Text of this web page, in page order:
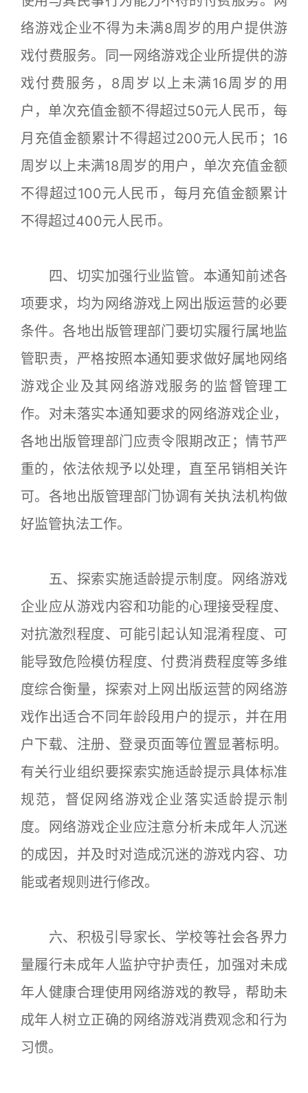
络游戏企业不得为未满8周岁的用户提供游
戏付费服务。同一网络游戏企业所提供的游
戏付费服务，8周岁以上未满16周岁的用
户，单次充值金额不得超过50元人民币，每
月充值金额累计不得超过200元人民币；16
周岁以上未满18周岁的用户，单次充值金额
不得超过100元人民币，每月充值金额累计
不得超过400元人民币。
四、切实加强行业监管。本通知前述各
项要求，均为网络游戏上网出版运营的必要
条件。各地出版管理部门要切实履行属地监
管职责，严格按照本通知要求做好属地网络
游戏企业及其网络游戏服务的监督管理工
作。对未落实本通知要求的网络游戏企业，
各地出版管理部门应责令限期改正；情节严
重的，依法依规予以处理，直至吊销相关许
可。各地出版管理部门协调有关执法机构做
好监管执法工作。
五、探索实施适龄提示制度。网络游戏
企业应从游戏内容和功能的心理接受程度、
对抗激烈程度、可能引起认知混淆程度、可
能导致危险模仿程度、付费消费程度等多维
度综合衡量，探索对上网出版运营的网络游
戏作出适合不同年龄段用户的提示，并在用
户下载、注册、登录页面等位置显著标明。
有关行业组织要探索实施适龄提示具体标准
规范，督促网络游戏企业落实适龄提示制
度。网络游戏企业应注意分析未成年人沉迷
的成因，并及时对造成沉迷的游戏内容、功
能或者规则进行修改。
六、积极引导家长、学校等社会各界力
量履行未成年人监护守护责任，加强对未成
年人健康合理使用网络游戏的教导，帮助未
成年人树立正确的网络游戏消费观念和行为
习惯。